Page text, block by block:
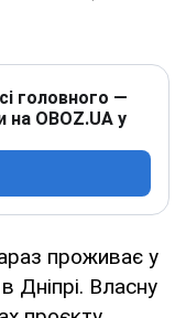
головного —
на OBOZ.UA у
проживає у
Дніпрі. Власну